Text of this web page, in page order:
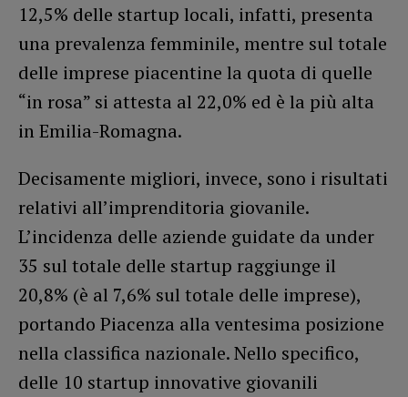
12,5% delle startup locali, infatti, presenta
una prevalenza femminile, mentre sul totale
delle imprese piacentine la quota di quelle
“in rosa” si attesta al 22,0% ed è la più alta
in Emilia-Romagna.
Decisamente migliori, invece, sono i risultati
relativi all’imprenditoria giovanile.
L’incidenza delle aziende guidate da under
35 sul totale delle startup raggiunge il
20,8% (è al 7,6% sul totale delle imprese),
portando Piacenza alla ventesima posizione
nella classifica nazionale. Nello specifico,
delle 10 startup innovative giovanili